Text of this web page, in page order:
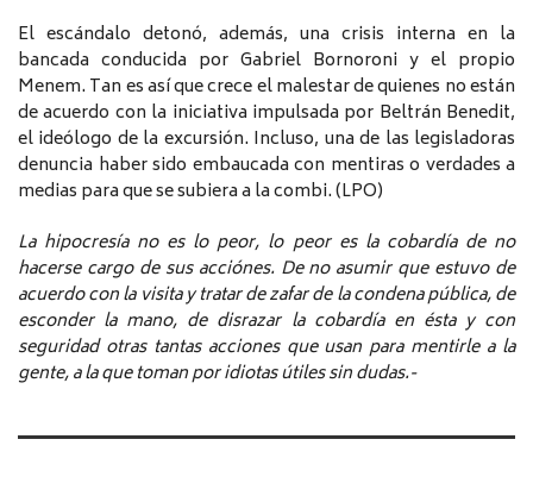
El escándalo detonó, además, una crisis interna en la
bancada conducida por Gabriel Bornoroni y el propio
Menem. Tan es así que crece el malestar de quienes no están
de acuerdo con la iniciativa impulsada por Beltrán Benedit,
el ideólogo de la excursión. Incluso, una de las legisladoras
denuncia haber sido embaucada con mentiras o verdades a
medias para que se subiera a la combi. (LPO)
La hipocresía no es lo peor, lo peor es la cobardía de no
hacerse cargo de sus acciónes. De no asumir que estuvo de
acuerdo con la visita y tratar de zafar de la condena pública, de
esconder la mano, de disrazar la cobardía en ésta y con
seguridad otras tantas acciones que usan para mentirle a la
gente, a la que toman por idiotas útiles sin dudas.-